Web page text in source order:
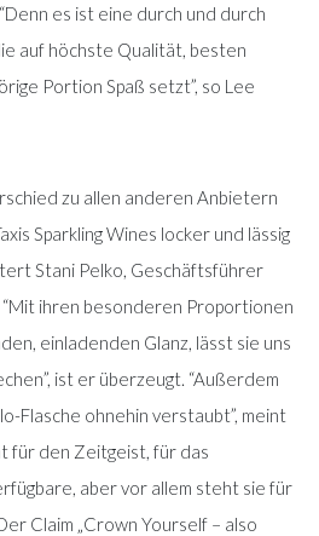
es ist eine durch und durch
auf höchste Qualität, besten
Portion Spaß setzt”, so Lee
zu allen anderen Anbietern
Sparkling Wines locker und lässig
Stani Pelko, Geschäftsführer
“Mit ihren besonderen Proportionen
einladenden Glanz, lässt sie uns
ist er überzeugt. “Außerdem
Flasche ohnehin verstaubt”, meint
für den Zeitgeist, für das
aber vor allem steht sie für
Claim „Crown Yourself – also